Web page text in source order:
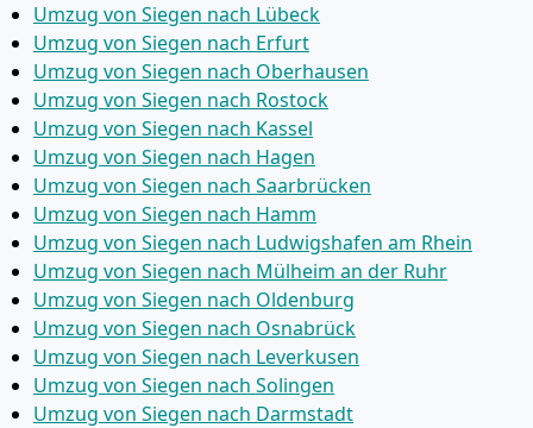
Umzug von Siegen nach Lübeck
Umzug von Siegen nach Erfurt
Umzug von Siegen nach Oberhausen
Umzug von Siegen nach Rostock
Umzug von Siegen nach Kassel
Umzug von Siegen nach Hagen
Umzug von Siegen nach Saarbrücken
Umzug von Siegen nach Hamm
Umzug von Siegen nach Ludwigshafen am Rhein
Umzug von Siegen nach Mülheim an der Ruhr
Umzug von Siegen nach Oldenburg
Umzug von Siegen nach Osnabrück
Umzug von Siegen nach Leverkusen
Umzug von Siegen nach Solingen
Umzug von Siegen nach Darmstadt